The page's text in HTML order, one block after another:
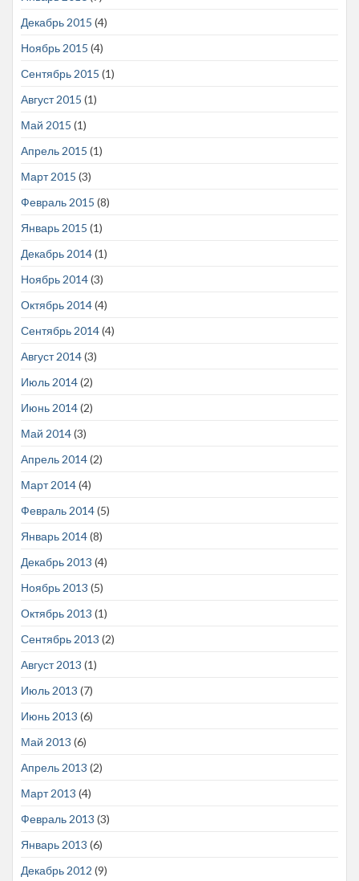
Декабрь 2015 (4)
Ноябрь 2015 (4)
Сентябрь 2015 (1)
Август 2015 (1)
Май 2015 (1)
Апрель 2015 (1)
Март 2015 (3)
Февраль 2015 (8)
Январь 2015 (1)
Декабрь 2014(1)
Ноябрь 2014(3)
Октябрь 2014(4)
Сентябрь 2014(4)
Август 2014(3)
Июль 2014(2)
Июнь 2014(2)
Май 2014(3)
Апрель 2014(2)
Март 2014(4)
Февраль 2014(5)
Январь 2014(8)
Декабрь 2013 (4)
Ноябрь 2013 (5)
Октябрь 2013 (1)
Сентябрь 2013 (2)
Август 2013 (1)
Июль 2013 (7)
Июнь 2013 (6)
Май 2013 (6)
Апрель 2013 (2)
Март 2013 (4)
Февраль 2013 (3)
Январь 2013 (6)
Декабрь 2012 (9)